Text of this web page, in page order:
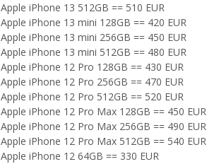
Apple iPhone 13 512GB == 510 EUR
Apple iPhone 13 mini 128GB == 420 EUR
Apple iPhone 13 mini 256GB == 450 EUR
Apple iPhone 13 mini 512GB == 480 EUR
Apple iPhone 12 Pro 128GB == 430 EUR
Apple iPhone 12 Pro 256GB == 470 EUR
Apple iPhone 12 Pro 512GB == 520 EUR
Apple iPhone 12 Pro Max 128GB == 450 EUR
Apple iPhone 12 Pro Max 256GB == 490 EUR
Apple iPhone 12 Pro Max 512GB == 540 EUR
Apple iPhone 12 64GB == 330 EUR